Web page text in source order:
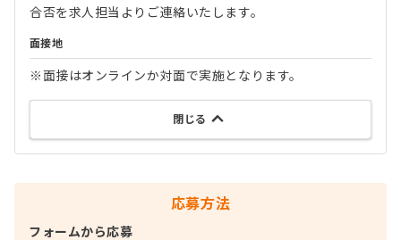
合否を求人担当よりご連絡いたします。
面接地
※面接はオンラインか対面で実施となります。
閉じる
応募方法
フォームから応募